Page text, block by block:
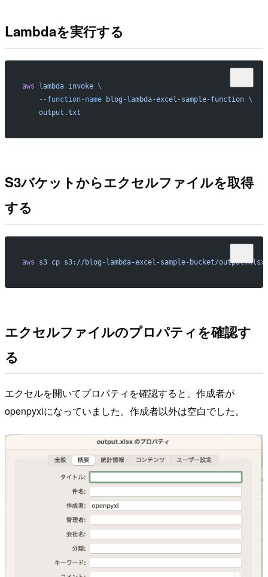
Lambdaを実行する
aws lambda invoke \
    --function-name
blog-lambda-excel-sample-function \
    output.txt
S3バケットからエクセルファイルを取得
する
aws s3 cp s3://blog-lambda-excel-sample-bucket/output.xlsx
エクセルファイルのプロパティを確認す
る
エクセルを開いてプロパティを確認すると、作成者が
openpyxlになっていました。作成者以外は空白でした。